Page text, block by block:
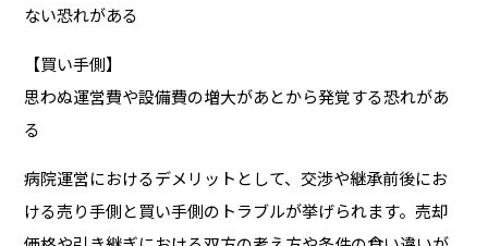
ない恐れがある
【買い手側】
思わぬ運営費や設備費の増大があとから発覚する恐れがあ
る
病院運営におけるデメリットとして、交渉や継承前後にお
ける売り手側と買い手側のトラブルが挙げられます。売却